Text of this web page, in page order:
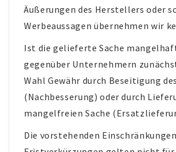
Äußerungen des Herstellers oder
Werbeaussagen übernehmen wir
Ist die gelieferte Sache
gegenüber Unternehmern
Wahl Gewähr durch Beseitigung
(Nachbesserung) oder durch
mangelfreien Sache
Die vorstehenden